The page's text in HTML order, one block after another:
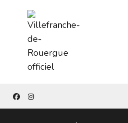
content
for: